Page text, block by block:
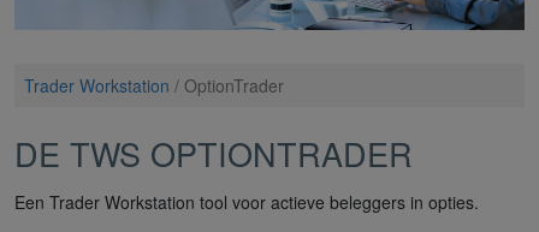
Trader Workstation / OptionTrader
DE TWS OPTIONTRADER
Een Trader Workstation tool voor actieve beleggers in opties.